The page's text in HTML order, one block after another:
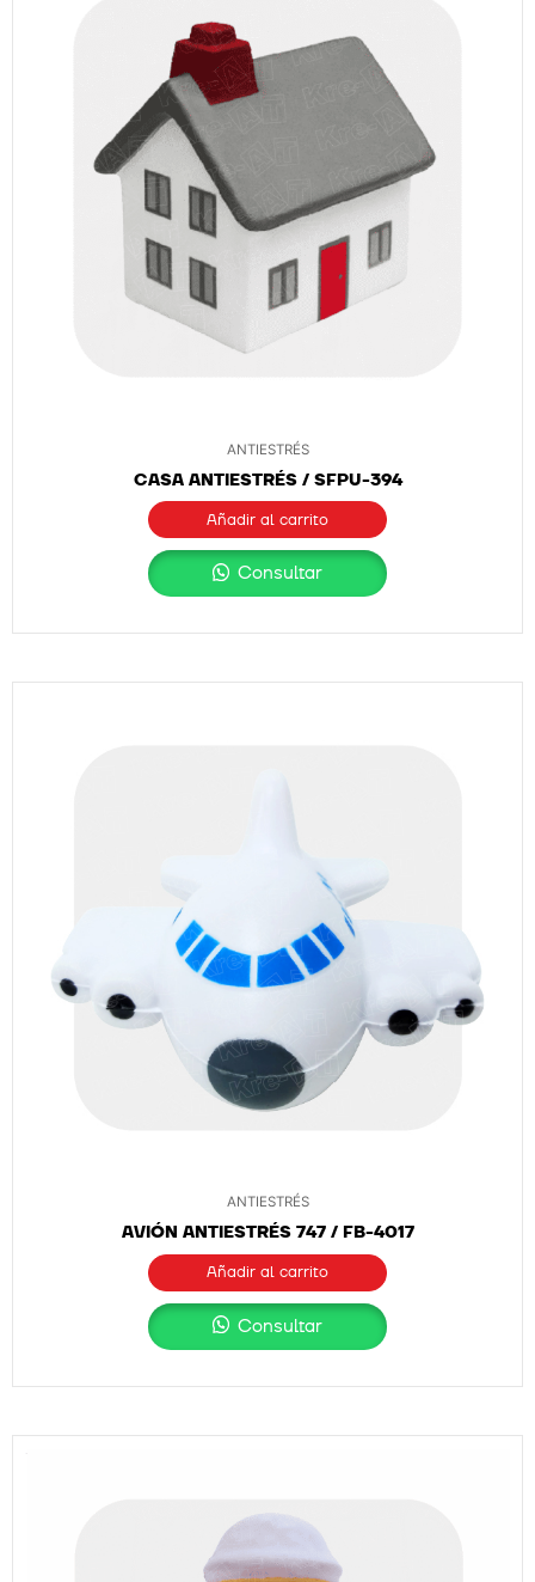
ANTIESTRÉS
CASA ANTIESTRÉS / SFPU-394
Añadir al carrito
Consultar
ANTIESTRÉS
AVIÓN ANTIESTRÉS 747 / FB-4017
Añadir al carrito
Consultar